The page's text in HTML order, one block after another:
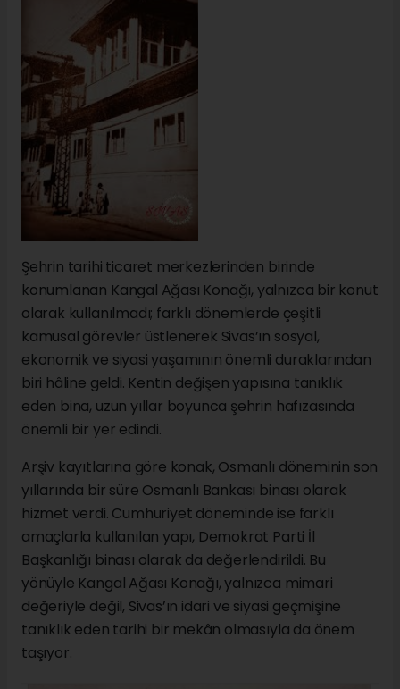
Şehrin tarihi ticaret merkezlerinden birinde
konumlanan Kangal Ağası Konağı, yalnızca bir konut
olarak kullanılmadı; farklı dönemlerde çeşitli
kamusal görevler üstlenerek Sivas’ın sosyal,
ekonomik ve siyasi yaşamının önemli duraklarından
biri hâline geldi. Kentin değişen yapısına tanıklık
eden bina, uzun yıllar boyunca şehrin hafızasında
önemli bir yer edindi.
Arşiv kayıtlarına göre konak, Osmanlı döneminin son
yıllarında bir süre Osmanlı Bankası binası olarak
hizmet verdi. Cumhuriyet döneminde ise farklı
amaçlarla kullanılan yapı, Demokrat Parti İl
Başkanlığı binası olarak da değerlendirildi. Bu
yönüyle Kangal Ağası Konağı, yalnızca mimari
değeriyle değil, Sivas’ın idari ve siyasi geçmişine
tanıklık eden tarihi bir mekân olmasıyla da önem
taşıyor.